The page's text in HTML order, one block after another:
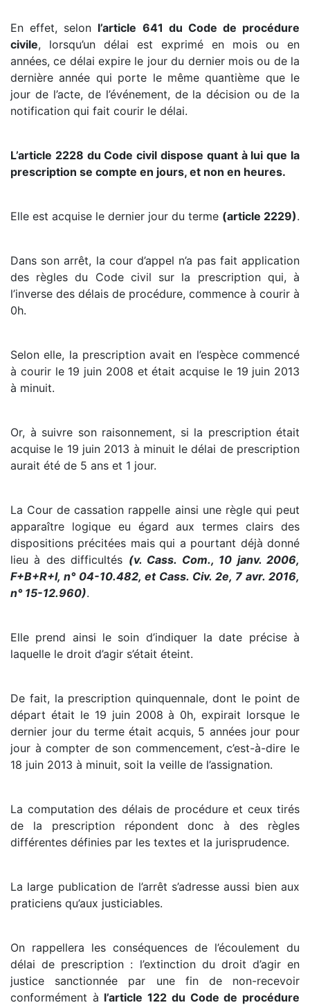
En effet, selon l’article 641 du Code de procédure
civile, lorsqu’un délai est exprimé en mois ou en
années, ce délai expire le jour du dernier mois ou de la
dernière année qui porte le même quantième que le
jour de l’acte, de l’événement, de la décision ou de la
notification qui fait courir le délai.
L’article 2228 du Code civil dispose quant à lui que la
prescription se compte en jours, et non en heures.
Elle est acquise le dernier jour du terme (article 2229).
Dans son arrêt, la cour d’appel n’a pas fait application
des règles du Code civil sur la prescription qui, à
l’inverse des délais de procédure, commence à courir à
0h.
Selon elle, la prescription avait en l’espèce commencé
à courir le 19 juin 2008 et était acquise le 19 juin 2013
à minuit.
Or, à suivre son raisonnement, si la prescription était
acquise le 19 juin 2013 à minuit le délai de prescription
aurait été de 5 ans et 1 jour.
La Cour de cassation rappelle ainsi une règle qui peut
apparaître logique eu égard aux termes clairs des
dispositions précitées mais qui a pourtant déjà donné
lieu à des difficultés (v. Cass. Com., 10 janv. 2006,
F+B+R+I, n° 04-10.482, et Cass. Civ. 2e, 7 avr. 2016,
n° 15-12.960).
Elle prend ainsi le soin d’indiquer la date précise à
laquelle le droit d’agir s’était éteint.
De fait, la prescription quinquennale, dont le point de
départ était le 19 juin 2008 à 0h, expirait lorsque le
dernier jour du terme était acquis, 5 années jour pour
jour à compter de son commencement, c’est-à-dire le
18 juin 2013 à minuit, soit la veille de l’assignation.
La computation des délais de procédure et ceux tirés
de la prescription répondent donc à des règles
différentes définies par les textes et la jurisprudence.
La large publication de l’arrêt s’adresse aussi bien aux
praticiens qu’aux justiciables.
On rappellera les conséquences de l’écoulement du
délai de prescription : l’extinction du droit d’agir en
justice sanctionnée par une fin de non-recevoir
conformément à l’article 122 du Code de procédure